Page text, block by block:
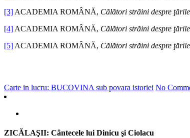
[3] ACADEMIA ROMÂNĂ, Călători străini despre
[4] ACADEMIA ROMÂNĂ, Călători străini despre
[5] ACADEMIA ROMÂNĂ, Călători străini despre
Carte in lucru: BUCOVINA sub povara istoriei No
ZICĂLAŞII: Cântecele lui Dinicu şi Ciolacu